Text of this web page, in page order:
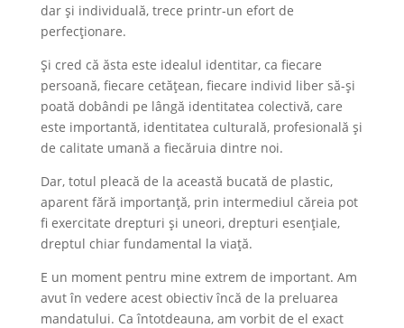
dar și individuală, trece printr-un efort de
perfecționare.
Și cred că ăsta este idealul identitar, ca fiecare
persoană, fiecare cetățean, fiecare individ liber să-și
poată dobândi pe lângă identitatea colectivă, care
este importantă, identitatea culturală, profesională și
de calitate umană a fiecăruia dintre noi.
Dar, totul pleacă de la această bucată de plastic,
aparent fără importanță, prin intermediul căreia pot
fi exercitate drepturi și uneori, drepturi esențiale,
dreptul chiar fundamental la viață.
E un moment pentru mine extrem de important. Am
avut în vedere acest obiectiv încă de la preluarea
mandatului. Ca întotdeauna, am vorbit de el exact